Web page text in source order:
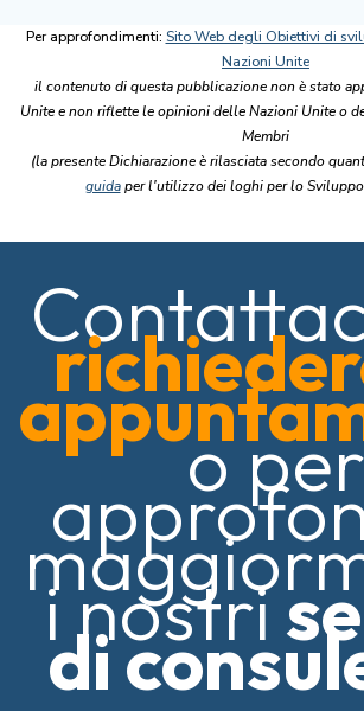
Per approfondimenti: Sito Web degli Obiettivi di
Nazioni Unite
il contenuto di questa pubblicazione non è stato
Unite e non riflette le opinioni delle Nazioni Unite o
Membri
(la presente Dichiarazione è rilasciata secondo
guidaper l'utilizzo dei loghi per lo
o per
i nostri
di